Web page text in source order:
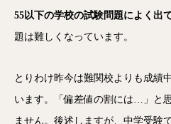
55以下の学校の試験問題によく出
題は難しくなっています。
とりわけ昨今は難関校よりも成績
います。「偏差値の割には…」と
ません。後述しますが、中学受験